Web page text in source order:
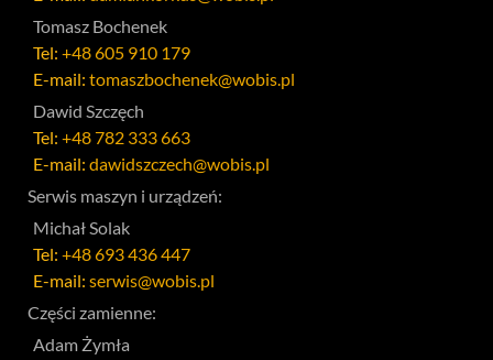
Tomasz Bochenek
Tel: +48 605 910 179
E-mail: tomaszbochenek@wobis.pl
Dawid Szczęch
Tel: +48 782 333 663
E-mail: dawidszczech@wobis.pl
Serwis maszyn i urządzeń:
Michał Solak
Tel: +48 693 436 447
E-mail: serwis@wobis.pl
Części zamienne:
Adam Żymła